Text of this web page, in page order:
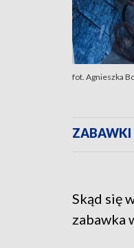
fot. Agnieszka
ZABAWKI
Skąd się
zabawka